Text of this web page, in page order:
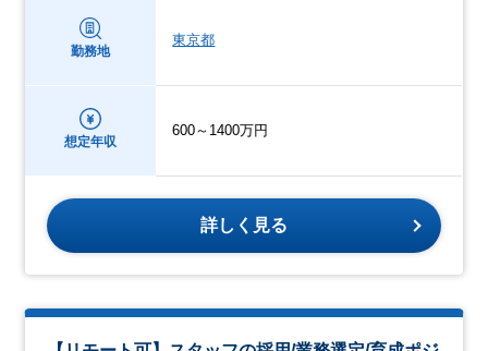
勤務地
東京都
想定年収
600～1400万円
詳しく見る